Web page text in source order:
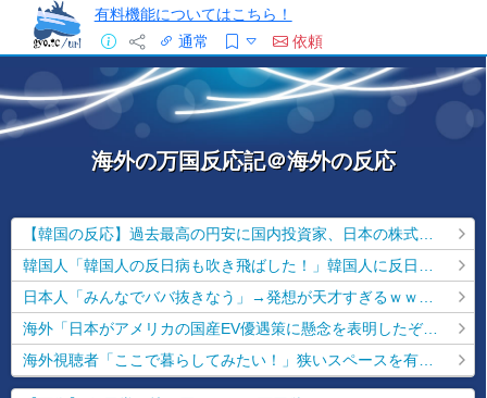
有料機能についてはこちら！
通常
依頼